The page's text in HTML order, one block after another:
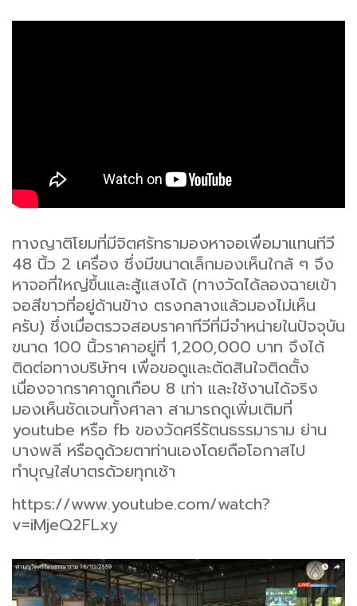
ทางญาติโยมที่มีจิตศรัทธามองหาจอเพื่อมาแทนทีวี
48 นิ้ว 2 เครื่อง ซึ่งมีขนาดเล็กมองเห็นใกล้ ๆ จึง
หาจอที่ใหญ่ขึ้นและสู้แสงได้ (ทางวัดได้ลองฉายเข้า
จอสีขาวที่อยู่ด้านข้าง ตรงกลางแล้วมองไม่เห็น
ครับ) ซึ่งเมื่อตรวจสอบราคาทีวีที่มีจำหน่ายในปัจจุบัน
ขนาด 100 นิ้วราคาอยู่ที่ 1,200,000 บาท จึงได้
ติดต่อทางบริษัทฯ เพื่อขอดูและตัดสินใจติดตั้ง
เนื่องจากราคาถูกเกือบ 8 เท่า และใช้งานได้จริง
มองเห็นชัดเจนทั้งศาลา สามารถดูเพิ่มเติมที่
youtube หรือ fb ของวัดศรีรัตนธรรมาราม ย่าน
บางพลี หรือดูด้วยตาท่านเองโดยถือโอกาสไป
ทำบุญใส่บาตรด้วยทุกเช้า
https://www.youtube.com/watch?
v=iMjeQ2FLxy